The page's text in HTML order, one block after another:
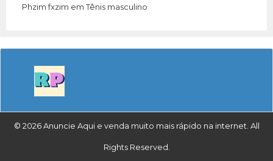
Phzim fxzim emTênis masculino
© 2026 Anuncie Aqui e venda muito mais rápido na internet. All
Rights Reserved.